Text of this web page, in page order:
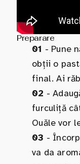
Preparare
01 - Pune
obții o
final. Ai
02 -
furculiță
Ouăle vor
03 -
va da